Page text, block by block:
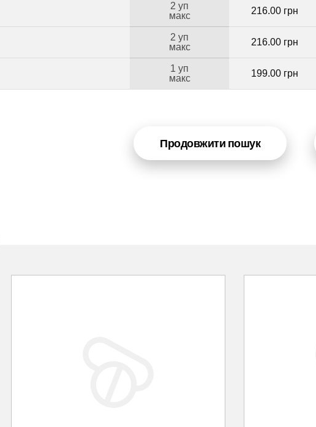
2 уп
макс
216.00 грн
2 уп
макс
216.00 грн
1 уп
макс
199.00 грн
Продовжити пошук